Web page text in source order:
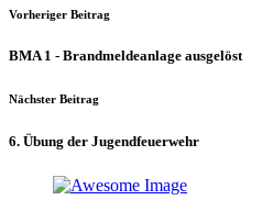
Vorheriger Beitrag
BMA 1 - Brandmeldeanlage ausgelöst
Nächster Beitrag
6. Übung der Jugendfeuerwehr